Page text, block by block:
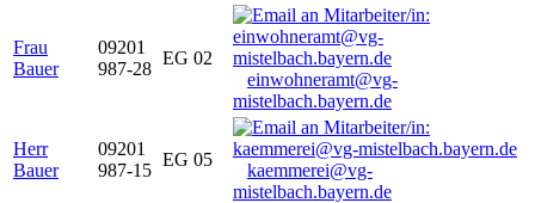
Frau
Bauer
09201
987-28
EG 02
einwohneramt@vg-
mistelbach.bayern.de
Herr
Bauer
09201
987-15
EG 05
kaemmerei@vg-
mistelbach.bayern.de